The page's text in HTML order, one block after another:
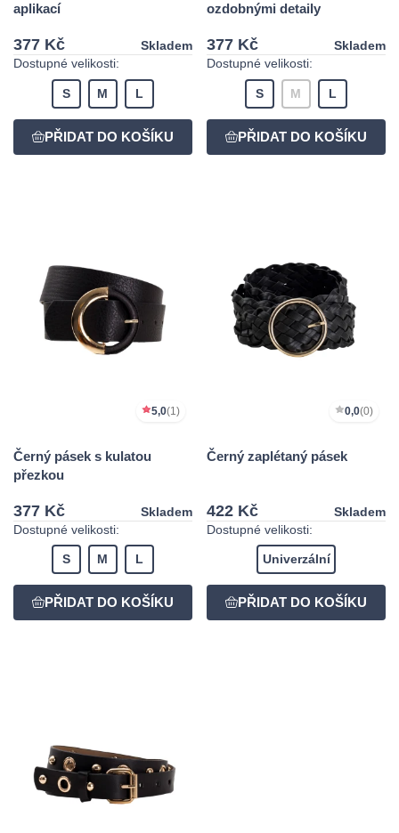
aplikací
377 Kč
Skladem
Dostupné velikosti:
S M L
ozdobnými detaily
377 Kč
Skladem
Dostupné velikosti:
S M L
5,0(1)
Černý pásek s kulatou
přezkou
377 Kč
Skladem
Dostupné velikosti:
S M L
0,0(0)
Černý zaplétaný pásek
422 Kč
Skladem
Dostupné velikosti:
Univerzální